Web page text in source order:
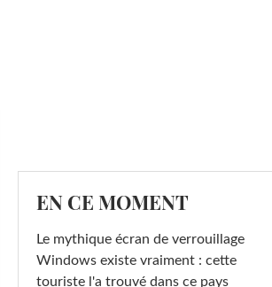
EN CE MOMENT
Le mythique écran de verrouillage
Windows existe vraiment : cette
touriste l'a trouvé dans ce pays